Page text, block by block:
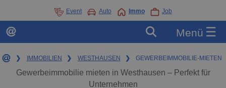
Event Auto Immo Job
Menü ☰
❯ IMMOBILIEN ❯ WESTHAUSEN ❯ GEWERBEIMMOBILIE-MIETEN
Gewerbeimmobilie mieten in Westhausen – Perfekt für
Unternehmen